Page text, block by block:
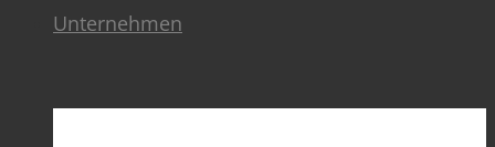
Unternehmen